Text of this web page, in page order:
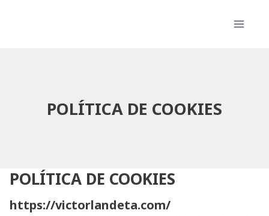
POLÍTICA DE COOKIES
POLÍTICA DE COOKIES
https://victorlandeta.com/